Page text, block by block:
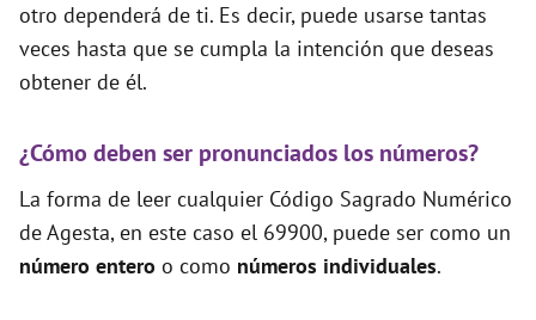
otro dependerá de ti. Es decir, puede usarse tantas
veces hasta que se cumpla la intención que deseas
obtener de él.
¿Cómo deben ser pronunciados los números?
La forma de leer cualquier Código Sagrado Numérico
de Agesta, en este caso el 69900, puede ser como un
número entero o como números individuales.